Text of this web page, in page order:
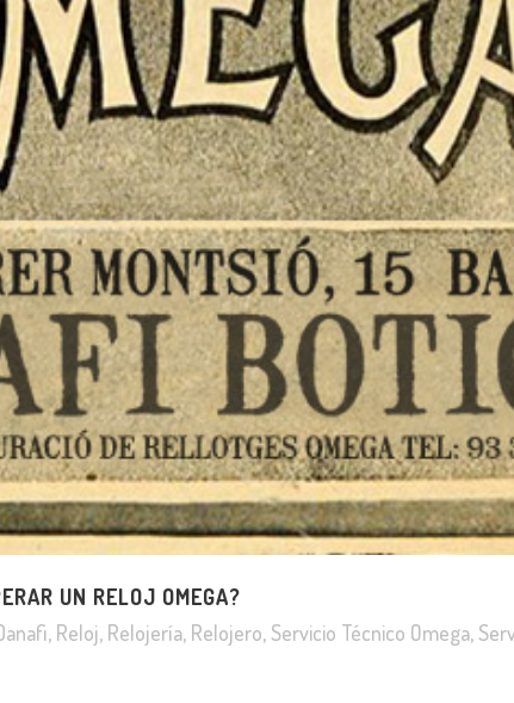
UN RELOJ OMEGA?
, Reloj, Relojería, Relojero, Servicio Técnico Omega,